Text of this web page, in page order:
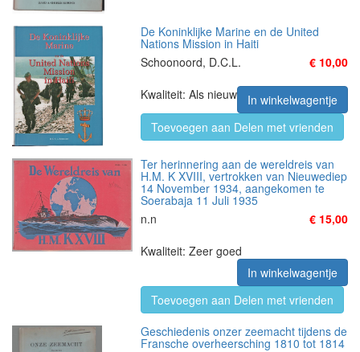
De Koninklijke Marine en de United
Nations Mission in Haiti
Schoonoord, D.C.L.
€ 10,00
Kwaliteit: Als nieuw
In winkelwagentje
Toevoegen aan Delen met vrienden
Ter herinnering aan de wereldreis van
H.M. K XVIII, vertrokken van Nieuwediep
14 November 1934, aangekomen te
Soerabaja 11 Juli 1935
n.n
€ 15,00
Kwaliteit: Zeer goed
In winkelwagentje
Toevoegen aan Delen met vrienden
Geschiedenis onzer zeemacht tijdens de
Fransche overheersching 1810 tot 1814